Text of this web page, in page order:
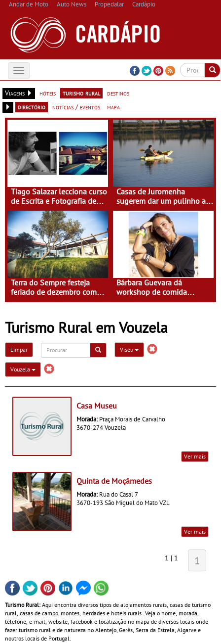
Andar de Moto Auto News Propedalar Cardápio
Toggle
navigation
Viagens
hóteis turismo rural
destinos
directório
notícias / eventos mapa
Tiago Salazar lecciona curso
de Escrita e Fotografia de
Viagens na Casa do Eido –
Gerês
Casas de Juromenha
sugerem dar um pulinho a
Espanha de caiaque
Terra do Sempre festeja
feriado de dezembro com
Isabel Saldanha
Bárbara Guevara dá
workshop de comida
saudável na Terra do
Turismo Rural em Vouzela
Limpar Viseu
Vouzela
Casa Museu
Morada: Praça Morais de Carvalho
3670-274 Vouzela
Ver mais
Quinta de Moçâmedes
Morada: Rua do Casal 7
3670-193 São Miguel do Mato VZL
Ver mais
1 | 1 1
Turismo Rural: Aqui encontra diversos tipos de alojamentos rurais, casas de turismo
rural, casas de campo, montes, herdades e hoteis rurais . Veja o nome, morada,
telefone, e-mail, website, facebook e localização no mapa de diversos locais onde
fazer turismo rural e de natureza no Alentejo, Gerês, Serra da Estrela, Algarve e
noutros locais de Portugal.